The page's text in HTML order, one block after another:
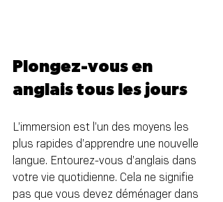
Plongez-vous en
anglais tous les jours
L’immersion est l’un des moyens les
plus rapides d’apprendre une nouvelle
langue. Entourez-vous d’anglais dans
votre vie quotidienne. Cela ne signifie
pas que vous devez déménager dans